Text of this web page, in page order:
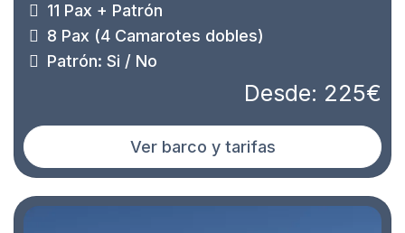
11 Pax + Patrón
8 Pax (4 Camarotes dobles)
Patrón: Si / No
Desde: 225€
Ver barco y tarifas